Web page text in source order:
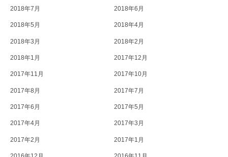
2018年7月 2018年6月
2018年5月 2018年4月
2018年3月 2018年2月
2018年1月 2017年12月
2017年11月 2017年10月
2017年8月 2017年7月
2017年6月 2017年5月
2017年4月 2017年3月
2017年2月 2017年1月